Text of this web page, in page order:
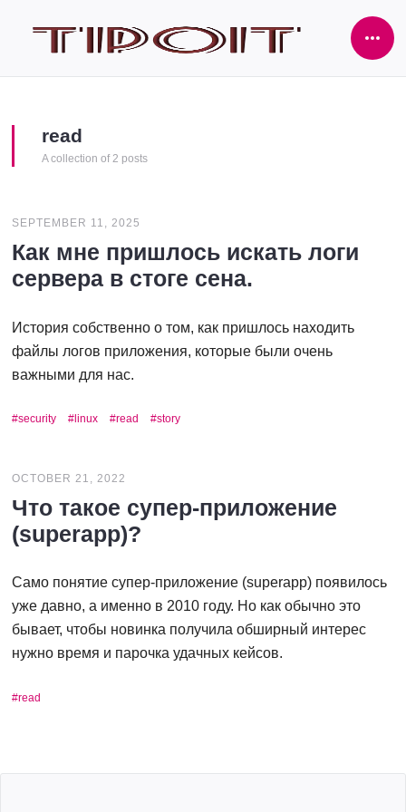
read
A collection of 2 posts
SEPTEMBER 11, 2025
Как мне пришлось искать логи
сервера в стоге сена.
История собственно о том, как пришлось находить
файлы логов приложения, которые были очень
важными для нас.
security linux read story
OCTOBER 21, 2022
Что такое супер-приложение
(superapp)?
Само понятие супер-приложение (superapp) появилось
уже давно, а именно в 2010 году. Но как обычно это
бывает, чтобы новинка получила обширный интерес
нужно время и парочка удачных кейсов.
read